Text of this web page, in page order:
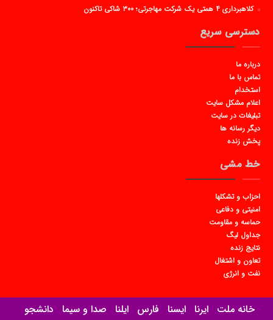
کلاهبرداری ۴ همتی یک شرکت مهاجرتی؛ ۳۰۰ شاکی تاکنون
دسترسی سریع
درباره ما
تماس با ما
استخدام
اعلام مشکل سایت
تبلیغات در سایت
دیگر رسانه ها
پخش زنده
خط مشی
احزاب و تشکلها
امنیتی و دفاعی
حماسه و مقاومت
جداول لیگ
نتایج زنده
تعاون و اشتغال
نفت و انرژی
خانه ملت ایرنا ایسنا فارس ایلنا صدا و سیما دانشجو